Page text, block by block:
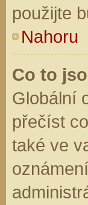
použijte
Nahoru
Co to
Globální
přečíst
také ve